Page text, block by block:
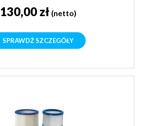
130,00 zł (netto)
SPRAWDŹ SZCZEGÓŁY